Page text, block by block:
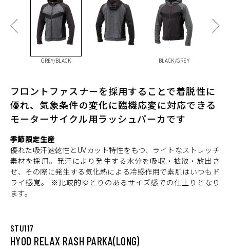
GREY/BLACK BLACK/GREY
フロントファスナーを採用することで着脱性に
優れ、気象条件の変化に臨機応変に対応できる
モーターサイクル用ラッシュパーカです
季節限定生産
優れた吸汗速乾性とUVカット特性をもつ、ライトなストレッチ
素材を採用。発汗により発生する水分を吸収・拡散・放出さ
せ、その際に発生する気化熱による冷感作用で素肌はいつもド
ライ感覚。 ※比較的ゆとりのあるサイズ感での仕上りとなり
ます。
STU117
HYOD RELAX RASH PARKA(LONG)